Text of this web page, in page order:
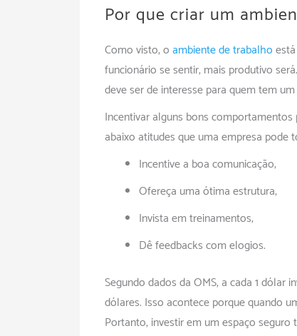
Por que criar um
Como visto, oambiente de trabalho
funcionário se sentir, mais produtivo
deve ser de interesse para quem tem
Incentivar alguns bons
abaixo atitudes que uma empresa
Incentive a boa comunicação;
Ofereça uma ótima estrutura;
Invista em treinamentos;
Dê feedbacks com elogios.
Segundo dados da OMS, a cada 1 dólar
dólares. Isso acontece porque quando
Portanto, investir em um espaço seguro